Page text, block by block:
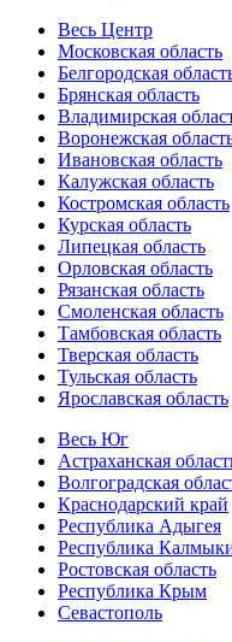
Весь Центр
Московская область
Белгородская
Брянская область
Владимирская
Воронежская
Ивановская область
Калужская область
Костромская область
Курская область
Липецкая область
Орловская область
Рязанская область
Смоленская область
Тамбовская область
Тверская область
Тульская область
Ярославская область
Весь Юг
Астраханская
Волгоградская
Краснодарский край
Республика Адыгея
Республика
Ростовская область
Республика Крым
Севастополь